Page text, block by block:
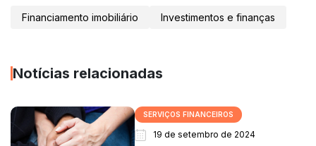
Financiamento imobiliário Investimentos e finanças
Notícias relacionadas
SERVIÇOS FINANCEIROS
19 de setembro de 2024